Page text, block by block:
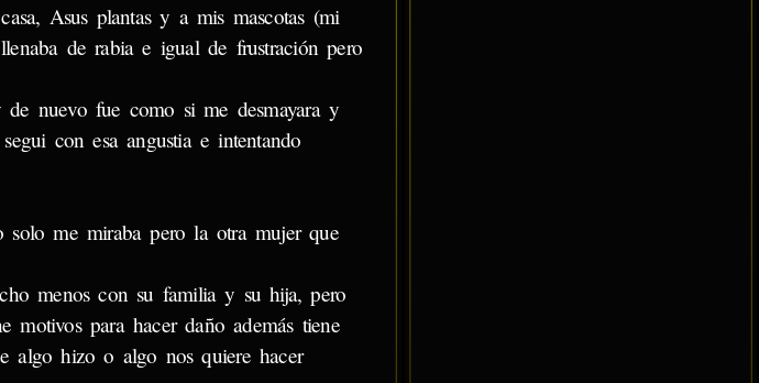
Asus plantas y a mis mascotas (mi
de rabia e igual de frustración pero
nuevo fue como si me desmayara y
con esa angustia e intentando
me miraba pero la otra mujer que
menos con su familia y su hija, pero
para hacer daño además tiene
algo hizo o algo nos quiere hacer